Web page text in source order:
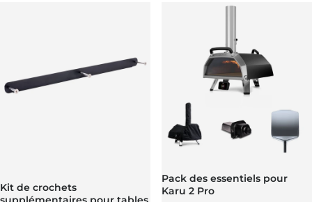
Kit de crochets
Pack des essentiels pour
Karu 2 Pro